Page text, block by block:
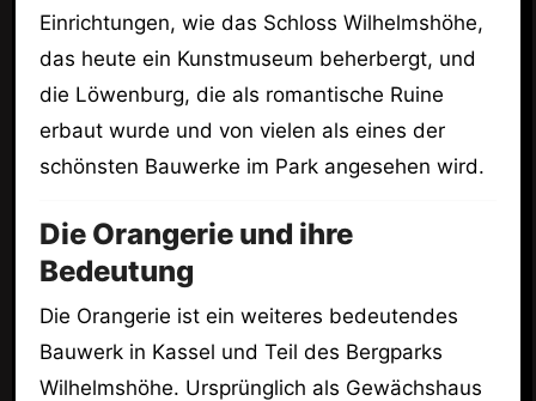
Einrichtungen, wie das Schloss Wilhelmshöhe,
das heute ein Kunstmuseum beherbergt, und
die Löwenburg, die als romantische Ruine
erbaut wurde und von vielen als eines der
schönsten Bauwerke im Park angesehen wird.
Die Orangerie und ihre
Bedeutung
Die Orangerie ist ein weiteres bedeutendes
Bauwerk in Kassel und Teil des Bergparks
Wilhelmshöhe. Ursprünglich als Gewächshaus